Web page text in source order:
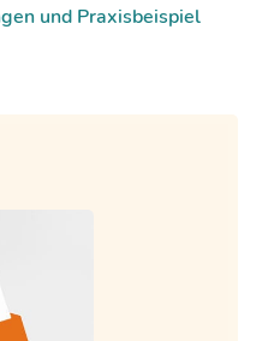
und Praxisbeispiel